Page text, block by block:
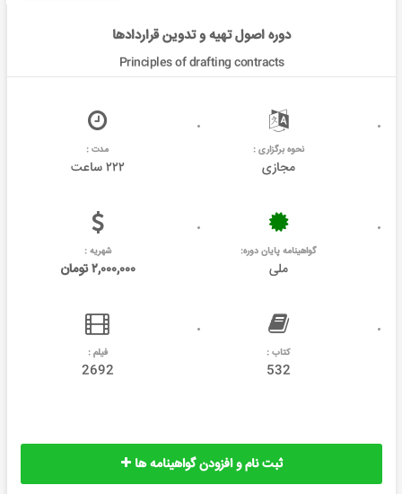
دوره اصول تهیه و تدوین قراردادها
Principles of drafting contracts
نحوه برگزاری :
مجازی
مدت :
۲۲۲ ساعت
گواهینامه پایان دوره:
ملی
شهریه :
۲,۰۰۰,۰۰۰ تومان
کتاب :
532
فیلم :
2692
ثبت نام و افزودن گواهینامه ها